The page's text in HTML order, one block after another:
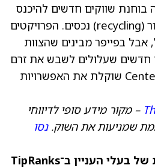
שווקים חדשים להיכנס
אליהם, שיומנו דרך מחזור (recycling) נכסים. הפרויקטים
אבל בפייפר מבינים שהצוות
חדשים שעלולים לשבש את זרם
ה־NOI בזמן ש־Centerspace שוקלת את האפשרויות
– מקור מידע סופי לדיווחי
שמניעות את השוק.נסו
ראו את המניות החמות של בעלי העניין ב־TipRanks